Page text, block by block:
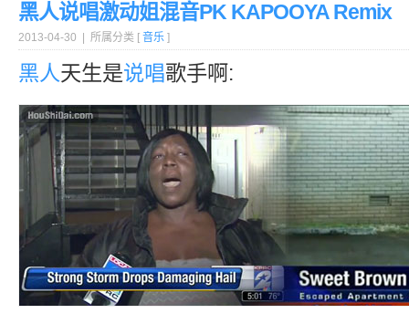
黑人说唱激动姐混音PK KAPOOYA Remix
2013-04-30 | 所属分类 [ 音乐 ]
黑人天生是说唱歌手啊: